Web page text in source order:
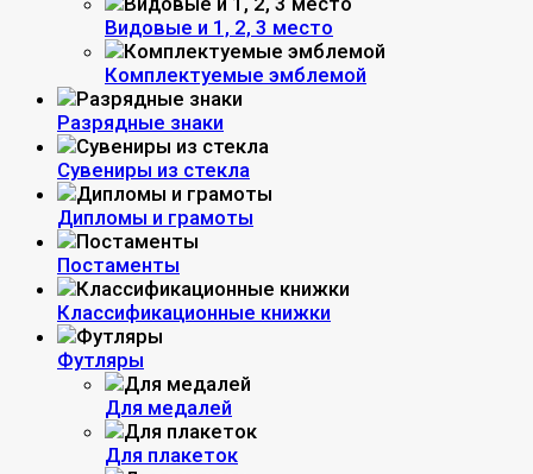
Видовые и 1, 2, 3 место
Комплектуемые эмблемой
Разрядные знаки
Сувениры из стекла
Дипломы и грамоты
Постаменты
Классификационные книжки
Футляры
Для медалей
Для плакеток